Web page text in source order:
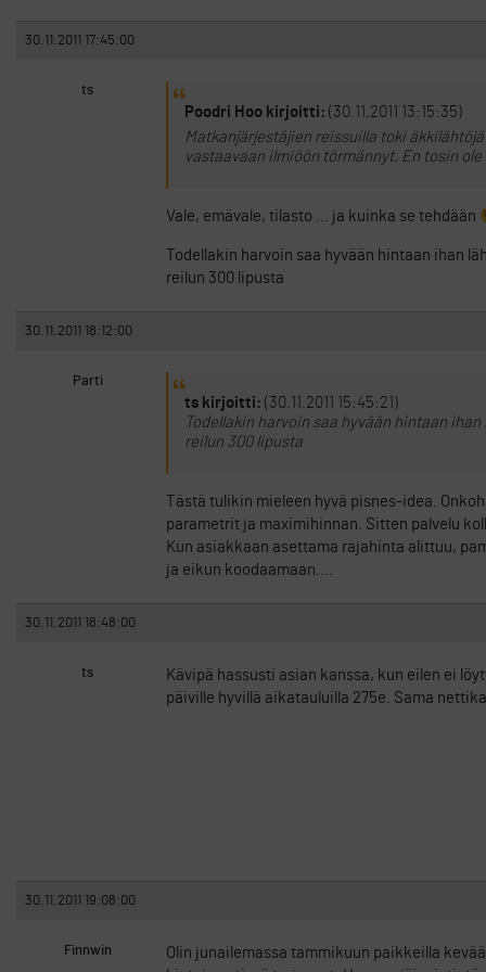
30.11.2011 17:45:00
ts
Poodri Hoo kirjoitti: (30.11.2011 13:15:35)
Matkanjärjestäjien reissuilla toki
vastaavaan ilmiöön törmännyt. En tosin
Vale, emävale, tilasto … ja kuinka se tehdään
Todellakin harvoin saa hyvään hintaan ihan
reilun 300 lipusta
30.11.2011 18:12:00
Parti
ts kirjoitti: (30.11.2011 15:45:21)
Todellakin harvoin saa hyvään hintaan
reilun 300 lipusta
Tästä tulikin mieleen hyvä pisnes-idea.
parametrit ja maximihinnan. Sitten palvelu
Kun asiakkaan asettama rajahinta alittuu,
ja eikun koodaamaan….
30.11.2011 18:48:00
ts
Kävipä hassusti asian kanssa, kun eilen ei
päiville hyvillä aikatauluilla 275e. Sama
30.11.2011 19:08:00
Finnwin
Olin junailemassa tammikuun paikkeilla